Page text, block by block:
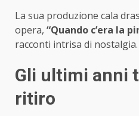
La sua produzione cala
opera, “Quando c’era la
racconti intrisa di
Gli ultimi anni
ritiro